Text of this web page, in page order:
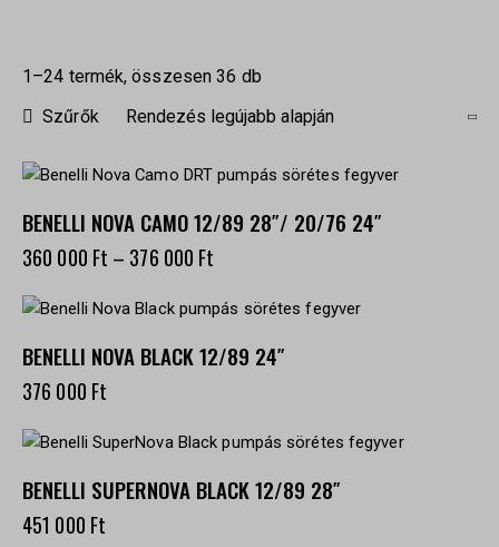
1–24 termék, összesen 36 db
Szűrők
BENELLI NOVA CAMO 12/89 28″/ 20/76 24″
360 000 Ft – 376 000 Ft
BENELLI NOVA BLACK 12/89 24″
376 000 Ft
BENELLI SUPERNOVA BLACK 12/89 28″
451 000 Ft